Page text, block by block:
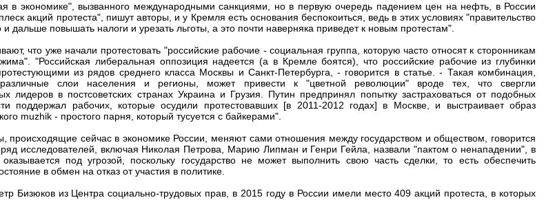
в экономике", вызванного международными санкциями, но в первую очередь падением цен на нефть, в России
акций протеста", пишут авторы, и у Кремля есть основания беспокоиться, ведь в этих условиях "правительство
дальше повышать налоги и урезать льготы, а это почти наверняка приведет к новым протестам".
что уже начали протестовать "российские рабочие - социальная группа, которую часто относят к сторонникам
"Российская либеральная оппозиция надеется (а в Кремле боятся), что российские рабочие из глубинки
из рядов среднего класса Москвы и Санкт-Петербурга, - говорится в статье. - Такая комбинация,
слои населения и регионы, может привести к "цветной революции" вроде тех, что свергли
лидеров в постсоветских странах Украина и Грузия. Путин предпринял попытку застраховаться от подобных
поддержал рабочих, которые осудили протестовавших [в 2011-2012 годах] в Москве, и выстраивает образ
muzhik - простого парня, который тусуется с байкерами".
происходящие сейчас в экономике России, меняют сами отношения между государством и обществом, говорится
ряд исследователей, включая Николая Петрова, Марию Липман и Генри Гейла, назвали "пактом о ненападении", в
под угрозой, поскольку государство не может выполнить свою часть сделки, то есть обеспечить
в обмен на отказ от участия в политике.
Бизюков из Центра социально-трудовых прав, в 2015 году в России имели место 409 акций протеста, в которых